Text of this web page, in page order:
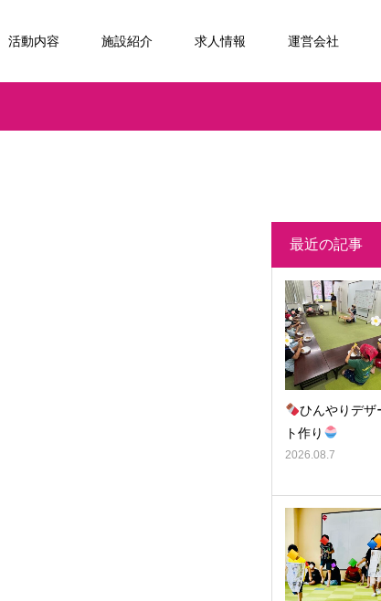
活動内容 施設紹介 求人情報 運営会社
最近の記事
ひんやりデザ
ト作り
2026.08.7